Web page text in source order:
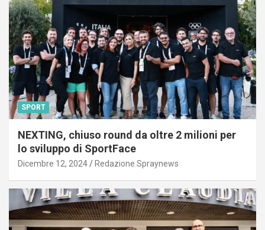
SPORT
NEXTING, chiuso round da oltre 2 milioni per
lo sviluppo di SportFace
Dicembre 12, 2024 Redazione Spraynews